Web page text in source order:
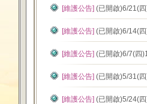
[維護公告] (已開啟)6/21(
[維護公告] (已開啟)6/14(
[維護公告] (已開啟)6/7(四
[維護公告] (已開啟)5/31(
[維護公告] (已開啟)5/24(